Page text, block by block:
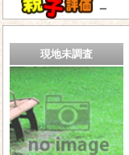
－
現地未調査